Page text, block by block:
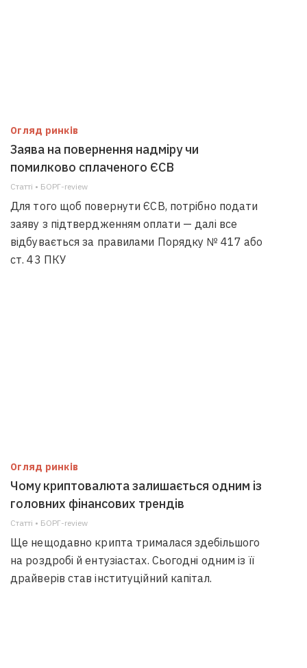
Огляд ринків
Заява на повернення надміру чи
помилково сплаченого ЄСВ
Статті • БОРГ-review
Для того щоб повернути ЄСВ, потрібно подати
заяву з підтвердженням оплати — далі все
відбувається за правилами Порядку № 417 або
ст. 43 ПКУ
Огляд ринків
Чому криптовалюта залишається одним із
головних фінансових трендів
Статті • БОРГ-review
Ще нещодавно крипта трималася здебільшого
на роздробі й ентузіастах. Сьогодні одним із її
драйверів став інституційний капітал.